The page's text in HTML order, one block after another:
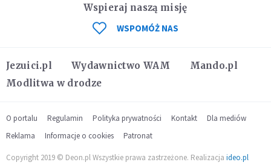
Jezuici.pl Wydawnictwo WAM
Mando.pl
Modlitwa w drodze
Wspieraj naszą misję
WSPOMÓŻ NAS
O portalu Regulamin Polityka prywatności Kontakt
Dla mediów
Reklama
Informacje o cookies Patronat
Copyright 2019 © Deon.pl Wszystkie prawa zastrzeżone. Realizacja ideo.pl